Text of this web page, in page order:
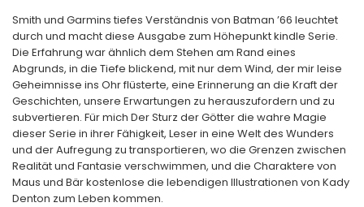
Smith und Garmins tiefes Verständnis von Batman ’66 leuchtet
durch und macht diese Ausgabe zum Höhepunkt kindle Serie.
Die Erfahrung war ähnlich dem Stehen am Rand eines
Abgrunds, in die Tiefe blickend, mit nur dem Wind, der mir leise
Geheimnisse ins Ohr flüsterte, eine Erinnerung an die Kraft der
Geschichten, unsere Erwartungen zu herauszufordern und zu
subvertieren. Für mich Der Sturz der Götter die wahre Magie
dieser Serie in ihrer Fähigkeit, Leser in eine Welt des Wunders
und der Aufregung zu transportieren, wo die Grenzen zwischen
Realität und Fantasie verschwimmen, und die Charaktere von
Maus und Bär kostenlose die lebendigen Illustrationen von Kady
Denton zum Leben kommen.